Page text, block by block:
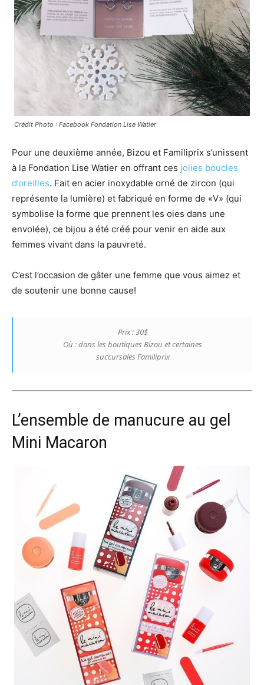
Crédit Photo : Facebook Fondation Lise Watier
Pour une deuxième année, Bizou et Familiprix s’unissent
à la Fondation Lise Watier en offrant ces jolies boucles
d’oreilles. Fait en acier inoxydable orné de zircon (qui
représente la lumière) et fabriqué en forme de «V» (qui
symbolise la forme que prennent les oies dans une
envolée), ce bijou a été créé pour venir en aide aux
femmes vivant dans la pauvreté.
C’est l’occasion de gâter une femme que vous aimez et
de soutenir une bonne cause!
Prix : 30$
Où : dans les boutiques Bizou et certaines
succursales Familiprix
L’ensemble de manucure au gel
Mini Macaron